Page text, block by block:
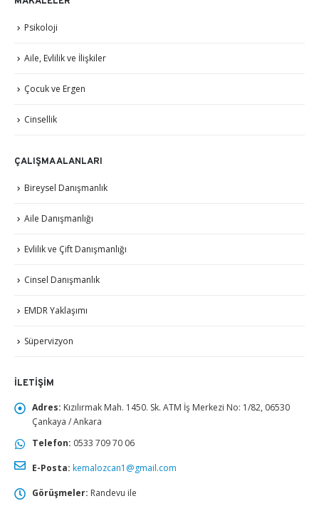
Psikoloji
Aile, Evlilik ve İlişkiler
Çocuk ve Ergen
Cinsellik
ÇALIŞMA ALANLARI
Bireysel Danışmanlık
Aile Danışmanlığı
Evlilik ve Çift Danışmanlığı
Cinsel Danışmanlık
EMDR Yaklaşımı
Süpervizyon
İLETIŞIM
Adres: Kızılırmak Mah. 1450. Sk. ATM İş Merkezi No: 1/82, 06530
Çankaya / Ankara
Telefon: 0533 709 70 06
E-Posta: kemalozcan1@gmail.com
Görüşmeler: Randevu ile